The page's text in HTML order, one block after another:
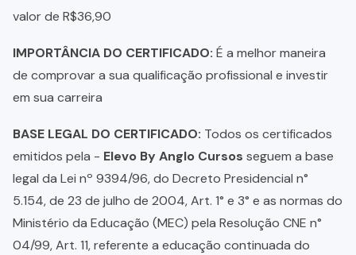
valor de R$36,90
IMPORTÂNCIA DO CERTIFICADO: É a melhor maneira
de comprovar a sua qualificação profissional e investir
em sua carreira
BASE LEGAL DO CERTIFICADO: Todos os certificados
emitidos pela - Elevo By Anglo Cursos seguem a base
legal da Lei nº 9394/96, do Decreto Presidencial n°
5.154, de 23 de julho de 2004, Art. 1° e 3° e as normas do
Ministério da Educação (MEC) pela Resolução CNE n°
04/99, Art. 11, referente a educação continuada do